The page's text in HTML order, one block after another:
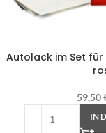
Autolack im Set
59,50
IN